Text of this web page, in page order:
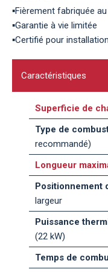
▪Fièrement fabriquée
▪Garantie à vie limitée
▪Certifié pour
Caractéristiques
Superficie de
Type de
recommandé)
Longueur
Positionnement
largeur
Puissance
(22 kW)
Temps de